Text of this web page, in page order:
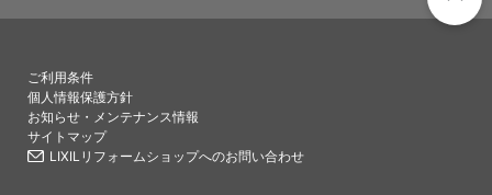
ご利用条件
個人情報保護方針
お知らせ・メンテナンス情報
サイトマップ
LIXILリフォームショップへのお問い合わせ